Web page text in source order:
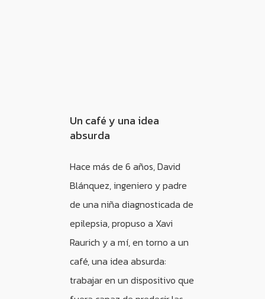
Un café y una idea
absurda
Hace más de 6 años, David
Blánquez, ingeniero y padre
de una niña diagnosticada de
epilepsia, propuso a Xavi
Raurich y a mí, en torno a un
café, una idea absurda:
trabajar en un dispositivo que